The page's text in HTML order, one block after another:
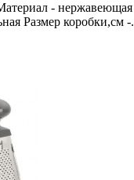
- нержавеющая
Размер коробки,см -